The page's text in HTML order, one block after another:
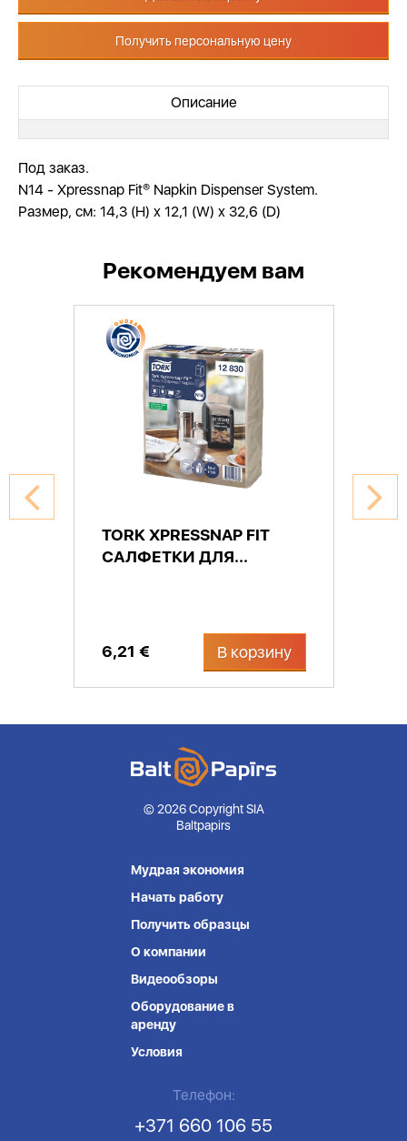
Получить персональную цену
Описание
Под заказ.
N14 - Xpressnap Fit® Napkin Dispenser System.
Размер, см: 14,3 (H) x 12,1 (W) x 32,6 (D)
Рекомендуем вам
TORK XPRESSNAP FIT
САЛФЕТКИ ДЛЯ...
6,21 € В корзину
© 2026 Copyright SIA
Baltpapirs
Мудрая экономия
Начать работу
Получить образцы
О компании
Видеообзоры
Оборудование в
аренду
Условия
Телефон:
+371 660 106 55